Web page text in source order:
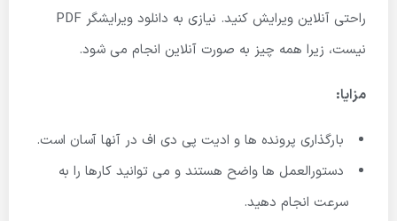
راحتی آنلاین ویرایش کنید. نیازی به دانلود ویرایشگر PDF
نیست، زیرا همه چیز به صورت آنلاین انجام می شود.
مزایا:
بارگذاری پرونده ها و ادیت پی دی اف در آنها آسان است.
دستورالعمل ها واضح هستند و می توانید کارها را به
سرعت انجام دهید.